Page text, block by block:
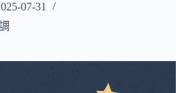
07-31